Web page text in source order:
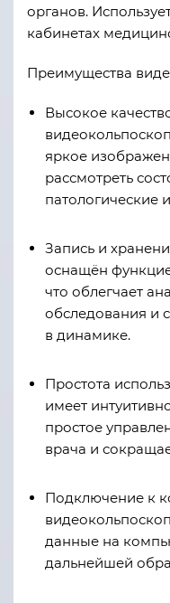
органов.
кабинетах
Преимущества
Высокое
яркое
рассмотреть
патологические
Запись и
оснащён
что облегчает
обследования и
в динамике.
Простота
имеет
простое
врача и
Подключение к
данные на
дальнейшей